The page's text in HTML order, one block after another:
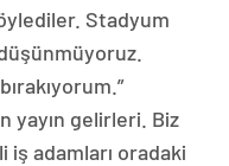
Stadyum
yayın gelirleri. Biz
adamları oradaki